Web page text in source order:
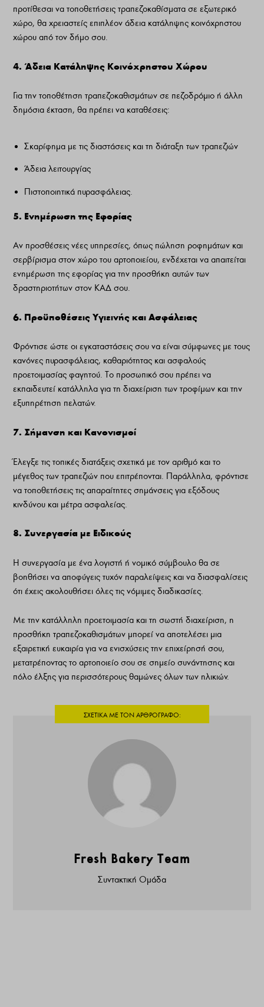
προτίθεσαι να τοποθετήσεις τραπεζοκαθίσματα σε εξωτερικό
χώρο, θα χρειαστείς επιπλέον άδεια κατάληψης κοινόχρηστου
χώρου από τον δήμο σου.
4. Άδεια Κατάληψης Κοινόχρηστου Χώρου
Για την τοποθέτηση τραπεζοκαθισμάτων σε πεζοδρόμιο ή άλλη
δημόσια έκταση, θα πρέπει να καταθέσεις:
Σκαρίφημα με τις διαστάσεις και τη διάταξη των τραπεζιών
Άδεια λειτουργίας
Πιστοποιητικά πυρασφάλειας.
5. Ενημέρωση της Εφορίας
Αν προσθέσεις νέες υπηρεσίες, όπως πώληση ροφημάτων και
σερβίρισμα στον χώρο του αρτοποιείου, ενδέχεται να απαιτείται
ενημέρωση της εφορίας για την προσθήκη αυτών των
δραστηριοτήτων στον ΚΑΔ σου.
6. Προϋποθέσεις Υγιεινής και Ασφάλειας
Φρόντισε ώστε οι εγκαταστάσεις σου να είναι σύμφωνες με τους
κανόνες πυρασφάλειας, καθαριότητας και ασφαλούς
προετοιμασίας φαγητού. Το προσωπικό σου πρέπει να
εκπαιδευτεί κατάλληλα για τη διαχείριση των τροφίμων και την
εξυπηρέτηση πελατών.
7. Σήμανση και Κανονισμοί
Έλεγξε τις τοπικές διατάξεις σχετικά με τον αριθμό και το
μέγεθος των τραπεζιών που επιτρέπονται. Παράλληλα, φρόντισε
να τοποθετήσεις τις απαραίτητες σημάνσεις για εξόδους
κινδύνου και μέτρα ασφαλείας.
8. Συνεργασία με Ειδικούς
Η συνεργασία με ένα λογιστή ή νομικό σύμβουλο θα σε
βοηθήσει να αποφύγεις τυχόν παραλείψεις και να διασφαλίσεις
ότι έχεις ακολουθήσει όλες τις νόμιμες διαδικασίες.
Με την κατάλληλη προετοιμασία και τη σωστή διαχείριση, η
προσθήκη τραπεζοκαθισμάτων μπορεί να αποτελέσει μια
εξαιρετική ευκαιρία για να ενισχύσεις την επιχείρησή σου,
μετατρέποντας το αρτοποιείο σου σε σημείο συνάντησης και
πόλο έλξης για περισσότερους θαμώνες όλων των ηλικιών.
Fresh Bakery Team
Συντακτική Ομάδα